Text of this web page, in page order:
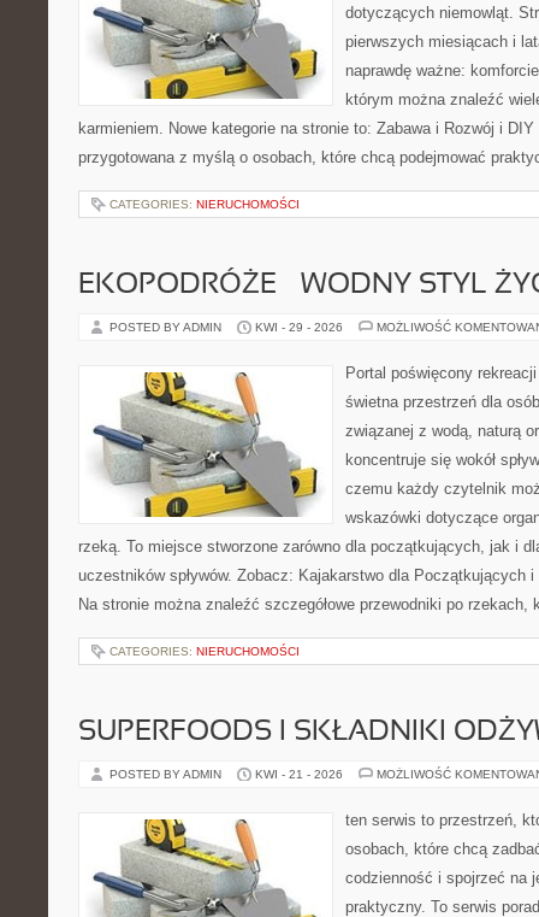
dotyczących niemowląt.
pierwszych miesiącach i
naprawdę ważne:
którym można znaleźć
karmieniem. Nowe kategorie na stronie to: Zabawa i Rozwój i
przygotowana z myślą o osobach, które chcą podejmować
CATEGORIES: NIERUCHOMOŚCI
EKOPODRÓŻE – WODNY STYL
POSTED BY ADMIN KWI - 29 - 2026 MOŻLIWOŚĆ
Portal poświęcony
świetna przestrzeń dla
związanej z wodą, naturą
koncentruje się wokół
czemu każdy czytelnik
wskazówki dotyczące
rzeką. To miejsce stworzone zarówno dla początkujących, jak i
uczestników spływów. Zobacz: Kajakarstwo dla Początkujących
Na stronie można znaleźć szczegółowe przewodniki po
CATEGORIES: NIERUCHOMOŚCI
SUPERFOODS I SKŁADNIKI
POSTED BY ADMIN KWI - 21 - 2026 MOŻLIWOŚĆ
ten serwis to przestrzeń,
osobach, które chcą
codzienność i spojrzeć na
praktyczny. To serwis